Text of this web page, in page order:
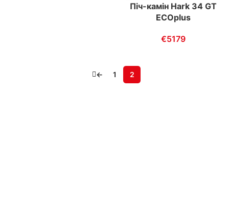
Піч-камін Hark 34 GT
ECOplus
€5179
← 1 2